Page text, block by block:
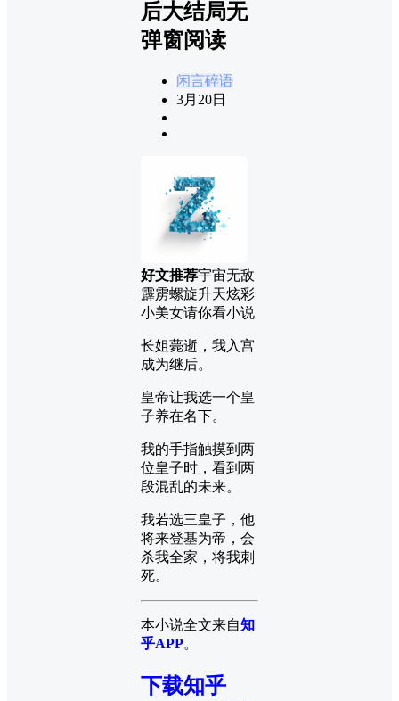
后大结局无
弹窗阅读
闲言碎语
3月20日
好文推荐宇宙无敌
霹雳螺旋升天炫彩
小美女请你看小说
长姐薨逝，我入宫
成为继后。
皇帝让我选一个皇
子养在名下。
我的手指触摸到两
位皇子时，看到两
段混乱的未来。
我若选三皇子，他
将来登基为帝，会
杀我全家，将我刺
死。
本小说全文来自知
乎APP。
下载知乎